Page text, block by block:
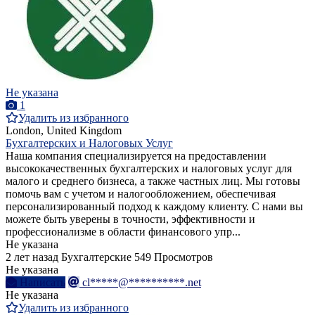
Не указана
1
Удалить из избранного
London, United Kingdom
Бухгалтерских и Налоговых Услуг
Наша компания специализируется на предоставлении
высококачественных бухгалтерских и налоговых услуг для
малого и среднего бизнеса, а также частных лиц. Мы готовы
помочь вам с учетом и налогообложением, обеспечивая
персонализированный подход к каждому клиенту. С нами вы
можете быть уверены в точности, эффективности и
профессионализме в области финансового упр...
Не указана
2 лет назад Бухгалтерские 549 Просмотров
Не указана
Написать
cl*****@**********.net
Не указана
Удалить из избранного